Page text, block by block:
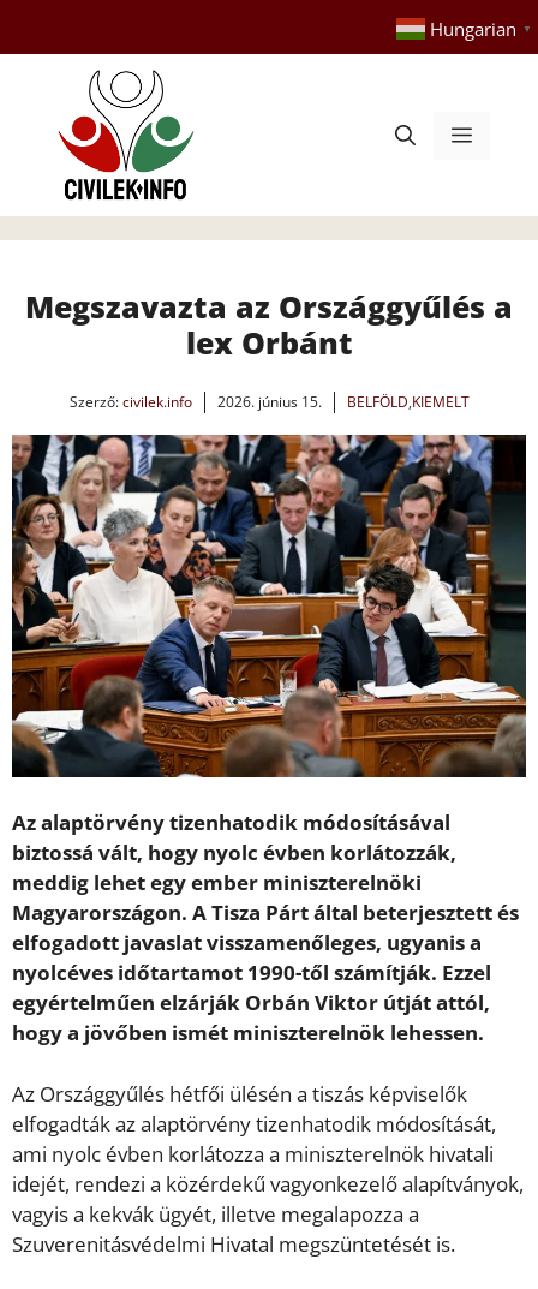
tartalomba
Hungarian ▼
Menü
Megszavazta az Országgyűlés a
lex Orbánt
Szerző:civilek.info 2026. június 15. BELFÖLD,KIEMELT
Az alaptörvény tizenhatodik módosításával
biztossá vált, hogy nyolc évben korlátozzák,
meddig lehet egy ember miniszterelnöki
Magyarországon. A Tisza Párt által beterjesztett és
elfogadott javaslat visszamenőleges, ugyanis a
nyolcéves időtartamot 1990-től számítják. Ezzel
egyértelműen elzárják Orbán Viktor útját attól,
hogy a jövőben ismét miniszterelnök lehessen.
Az Országgyűlés hétfői ülésén a tiszás képviselők
elfogadták az alaptörvény tizenhatodik módosítását,
ami nyolc évben korlátozza a miniszterelnök hivatali
idejét, rendezi a közérdekű vagyonkezelő alapítványok,
vagyis a kekvák ügyét, illetve megalapozza a
Szuverenitásvédelmi Hivatal megszüntetését is.